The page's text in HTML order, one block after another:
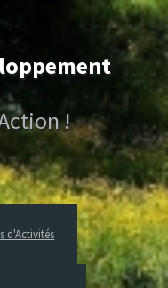
!
d'Activités